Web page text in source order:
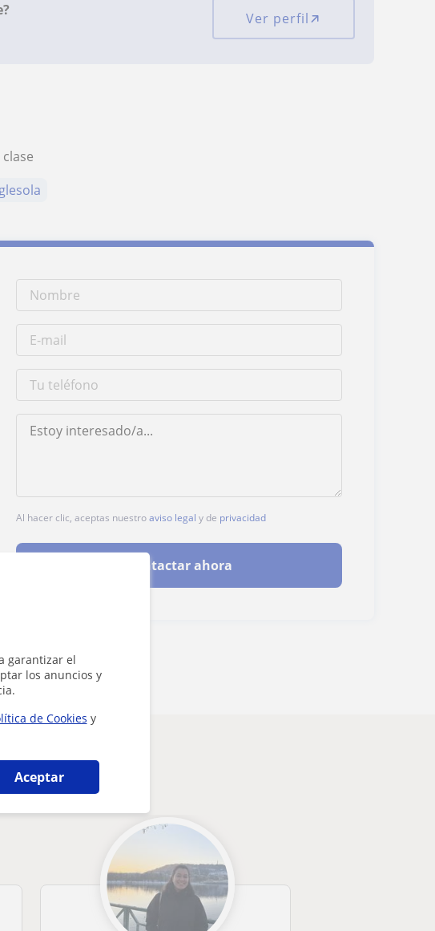
garantizar el
los anuncios y
de Cookies y
Aceptar
Ver perfil
Al hacer clic, aceptas nuestroaviso legal y de privacidad
Contactar ahora